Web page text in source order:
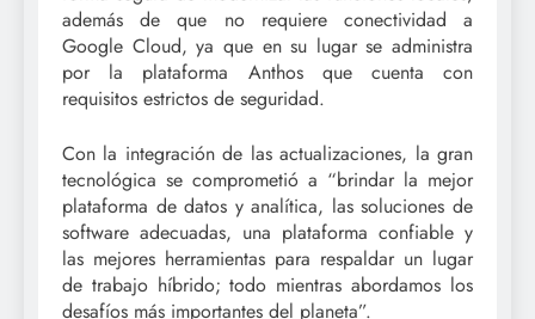
además de que no requiere conectividad a
Google Cloud, ya que en su lugar se administra
por la plataforma Anthos que cuenta con
requisitos estrictos de seguridad.
Con la integración de las actualizaciones, la gran
tecnológica se comprometió a “brindar la mejor
plataforma de datos y analítica, las soluciones de
software adecuadas, una plataforma confiable y
las mejores herramientas para respaldar un lugar
de trabajo híbrido; todo mientras abordamos los
desafíos más importantes del planeta”.